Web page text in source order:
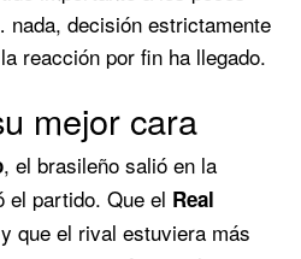
decisión estrictamente
reacción por fin ha llegado.
mejor cara
, el brasileño salió en la
el partido. Que el Real
que el rival estuviera más